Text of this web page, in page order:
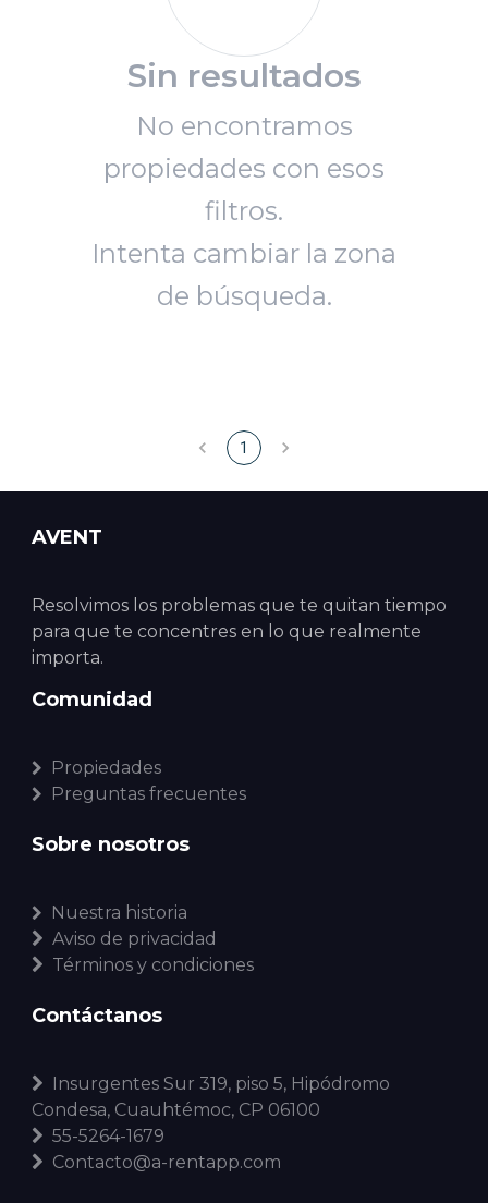
Sin resultados
No encontramos
propiedades con esos
filtros.
Intenta cambiar la zona
de búsqueda.
1
AVENT
Resolvimos los problemas que te quitan tiempo
para que te concentres en lo que realmente
importa.
Comunidad
Propiedades
Preguntas frecuentes
Sobre nosotros
Nuestra historia
Aviso de privacidad
Términos y condiciones
Contáctanos
Insurgentes Sur 319, piso 5, Hipódromo
Condesa, Cuauhtémoc, CP 06100
55-5264-1679
Contacto@a-rentapp.com